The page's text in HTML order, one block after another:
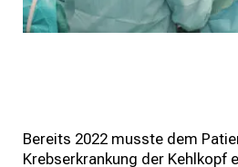
Bereits 2022 musste dem
Krebserkrankung der Kehlkopf